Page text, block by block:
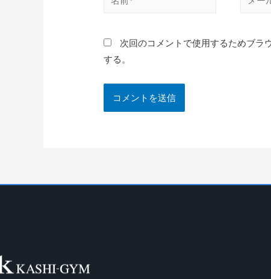
次回のコメントで使用するためブラ
する。